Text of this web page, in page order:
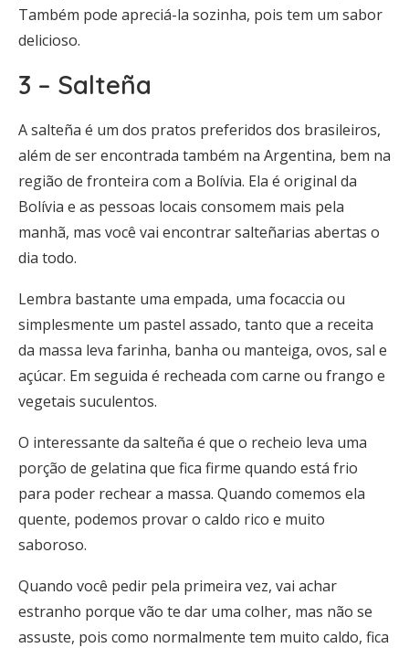
Também pode apreciá-la sozinha, pois tem um sabor
delicioso.
3 – Salteña
A salteña é um dos pratos preferidos dos brasileiros,
além de ser encontrada também na Argentina, bem na
região de fronteira com a Bolívia. Ela é original da
Bolívia e as pessoas locais consomem mais pela
manhã, mas você vai encontrar salteñarias abertas o
dia todo.
Lembra bastante uma empada, uma focaccia ou
simplesmente um pastel assado, tanto que a receita
da massa leva farinha, banha ou manteiga, ovos, sal e
açúcar. Em seguida é recheada com carne ou frango e
vegetais suculentos.
O interessante da salteña é que o recheio leva uma
porção de gelatina que fica firme quando está frio
para poder rechear a massa. Quando comemos ela
quente, podemos provar o caldo rico e muito
saboroso.
Quando você pedir pela primeira vez, vai achar
estranho porque vão te dar uma colher, mas não se
assuste, pois como normalmente tem muito caldo, fica